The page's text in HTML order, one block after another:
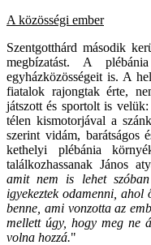
A közösségi ember
Szentgotthárd második
megbízatást. A
egyházközösségeit is. A
fiatalok rajongtak érte,
játszott és sportolt is
télen kismotorjával a
szerint vidám, barátságos
kethelyi plébánia
találkozhassanak János
amit nem is lehet
igyekeztek odamenni,
benne, ami vonzotta az
mellett úgy, hogy meg ne
volna hozzá."